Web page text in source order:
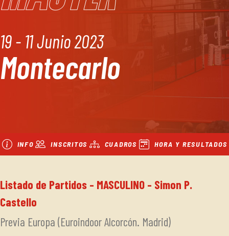
19 - 11 Junio 2023
Montecarlo
INFO INSCRITOS CUADROS HORA Y RESULTADOS
Listado de Partidos - MASCULINO - Simon P.
Castello
Previa Europa (Euroindoor Alcorcón. Madrid)